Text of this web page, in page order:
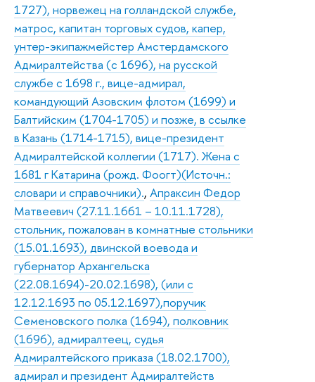
1727), норвежец на голландской службе,
матрос, капитан торговых судов, капер,
унтер-экипажмейстер Амстердамского
Адмиралтейства (с 1696), на русской
службе с 1698 г., вице-адмирал,
командующий Азовским флотом (1699) и
Балтийским (1704-1705) и позже, в ссылке
в Казань (1714-1715), вице-президент
Адмиралтейской коллегии (1717). Жена с
1681 г Катарина (рожд. Фоогт)(Источн.:
словари и справочники)., Апраксин Федор
Матвеевич (27.11.1661 – 10.11.1728),
стольник, пожалован в комнатные стольники
(15.01.1693), двинской воевода и
губернатор Архангельска
(22.08.1694)-20.02.1698), (или с
12.12.1693 по 05.12.1697),поручик
Семеновского полка (1694), полковник
(1696), адмиралтеец, судья
Адмиралтейского приказа (18.02.1700),
адмирал и президент Адмиралтейств